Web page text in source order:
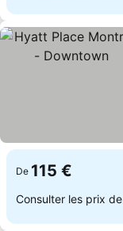
De 115 €
Consulter les prix de